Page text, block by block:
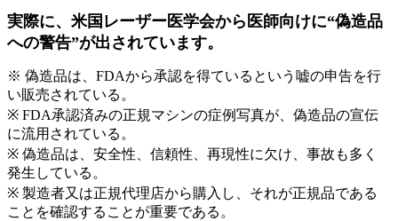
実際に、米国レーザー医学会から医師向けに“偽造品
への警告”が出されています。
※ 偽造品は、FDAから承認を得ているという嘘の申告を行
い販売されている。
※ FDA承認済みの正規マシンの症例写真が、偽造品の宣伝
に流用されている。
※ 偽造品は、安全性、信頼性、再現性に欠け、事故も多く
発生している。
※ 製造者又は正規代理店から購入し、それが正規品である
ことを確認することが重要である。